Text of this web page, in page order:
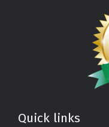
Quick links